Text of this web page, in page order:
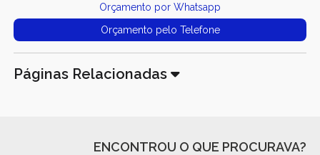
Orçamento por Whatsapp
Orçamento pelo Telefone
Páginas Relacionadas
ENCONTROU O QUE PROCURAVA?